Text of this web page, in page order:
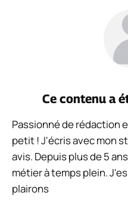
Ce contenu a
Passionné de rédaction
petit ! J'écris avec mon
avis. Depuis plus de 5
métier à temps plein.
plairons